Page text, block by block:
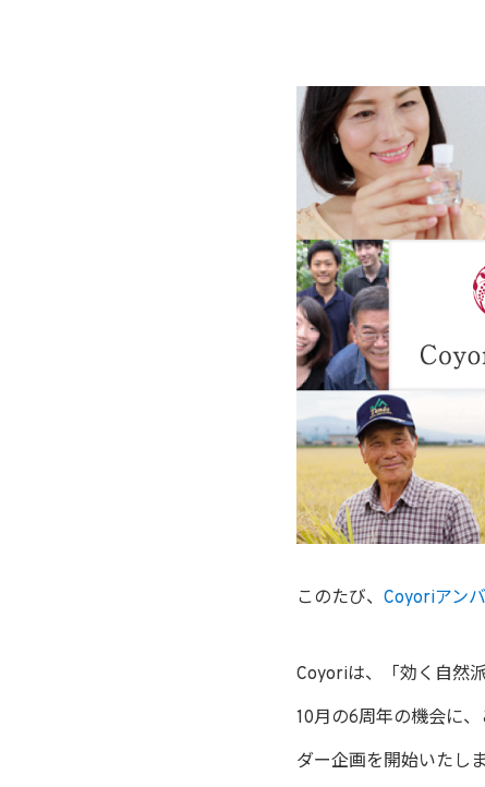
このたび、 Coyoriアン
Coyoriは、「効く自然
10月の6周年の機会に
ダー企画を開始いたし